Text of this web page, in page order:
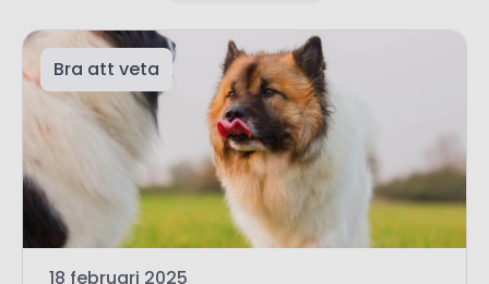
Bra att veta
18 februari 2025